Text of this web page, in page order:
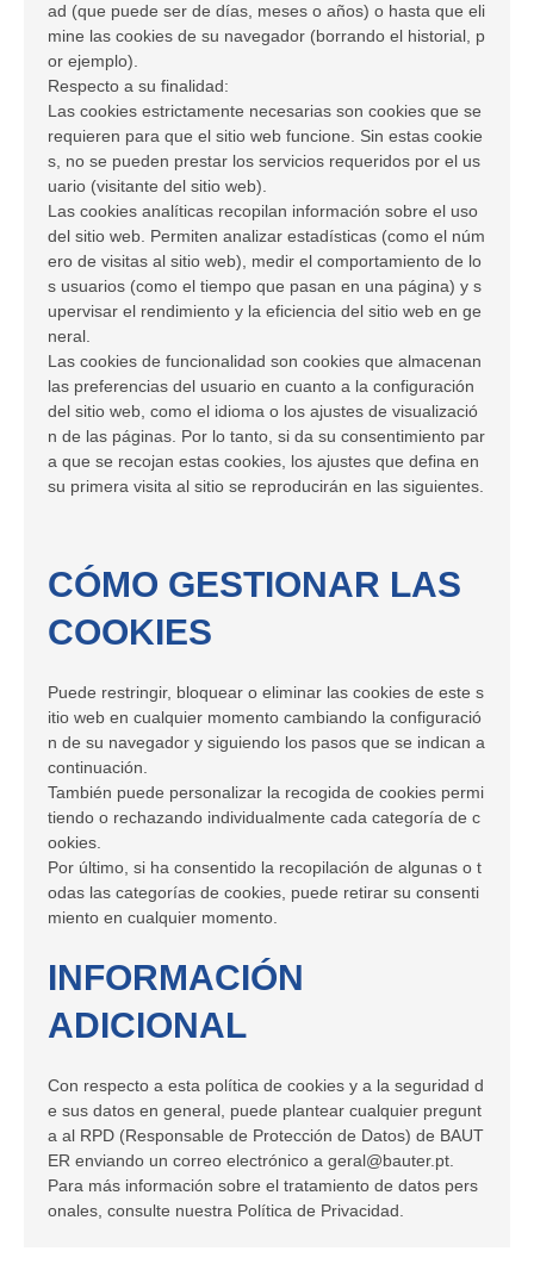
ad (que puede ser de días, meses o años) o hasta que eli
mine las cookies de su navegador (borrando el historial, p
or ejemplo).
Respecto a su finalidad:
Las cookies estrictamente necesarias son cookies que se
requieren para que el sitio web funcione. Sin estas cookie
s, no se pueden prestar los servicios requeridos por el us
uario (visitante del sitio web).
Las cookies analíticas recopilan información sobre el uso
del sitio web. Permiten analizar estadísticas (como el núm
ero de visitas al sitio web), medir el comportamiento de lo
s usuarios (como el tiempo que pasan en una página) y s
upervisar el rendimiento y la eficiencia del sitio web en ge
neral.
Las cookies de funcionalidad son cookies que almacenan
las preferencias del usuario en cuanto a la configuración
del sitio web, como el idioma o los ajustes de visualizació
n de las páginas. Por lo tanto, si da su consentimiento par
a que se recojan estas cookies, los ajustes que defina en
su primera visita al sitio se reproducirán en las siguientes.
CÓMO GESTIONAR LAS
COOKIES
Puede restringir, bloquear o eliminar las cookies de este s
itio web en cualquier momento cambiando la configuració
n de su navegador y siguiendo los pasos que se indican a
continuación.
También puede personalizar la recogida de cookies permi
tiendo o rechazando individualmente cada categoría de c
ookies.
Por último, si ha consentido la recopilación de algunas o t
odas las categorías de cookies, puede retirar su consenti
miento en cualquier momento.
INFORMACIÓN
ADICIONAL
Con respecto a esta política de cookies y a la seguridad d
e sus datos en general, puede plantear cualquier pregunt
a al RPD (Responsable de Protección de Datos) de BAUT
ER enviando un correo electrónico a geral@bauter.pt.
Para más información sobre el tratamiento de datos pers
onales, consulte nuestra Política de Privacidad.